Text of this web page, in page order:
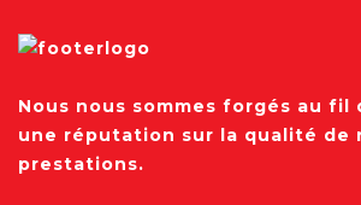
Nous nous sommes forgés au fil
une réputation sur la qualité de
prestations.